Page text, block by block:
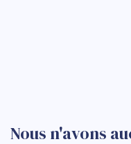
Nous n'avons